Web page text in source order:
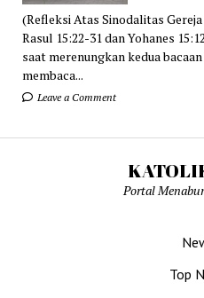
(Refleksi Atas Sinodalitas
Rasul 15:22-31 dan Yohanes
saat merenungkan kedua
membaca...
Leave a Comment
Portal
Top